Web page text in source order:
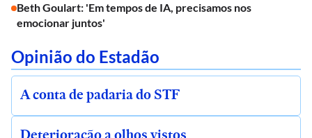
Beth Goulart: 'Em tempos de IA, precisamos nos
emocionar juntos'
Opinião do Estadão
A conta de padaria do STF